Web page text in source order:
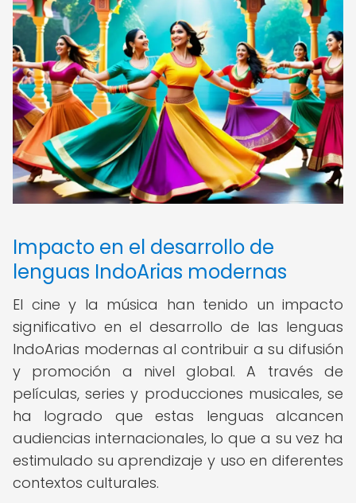
Impacto en el desarrollo de
lenguas IndoArias modernas
El cine y la música han tenido un impacto
significativo en el desarrollo de las lenguas
IndoArias modernas al contribuir a su difusión
y promoción a nivel global. A través de
películas, series y producciones musicales, se
ha logrado que estas lenguas alcancen
audiencias internacionales, lo que a su vez ha
estimulado su aprendizaje y uso en diferentes
contextos culturales.